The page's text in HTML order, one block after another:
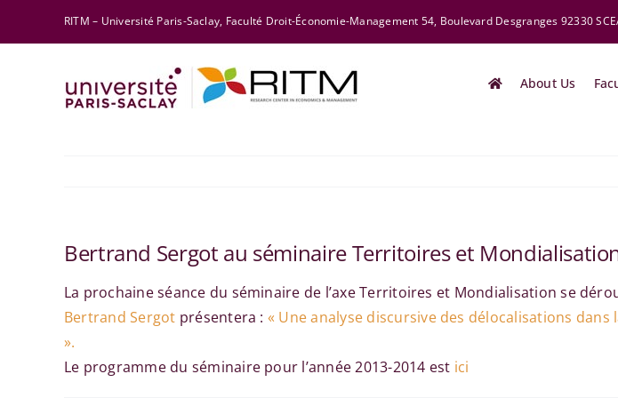
RITM – Université Paris-Saclay, Faculté Droit-Économie-Management 54, Boulevard Desgranges 92330
About Us
Bertrand Sergot au séminaire Territoires et
La prochaine séance du séminaire de l’axe Territoires et Mondialisation se
Bertrand Sergot présentera : « Une analyse discursive des délocalisations
».
Le programme du séminaire pour l’année 2013-2014 est ici